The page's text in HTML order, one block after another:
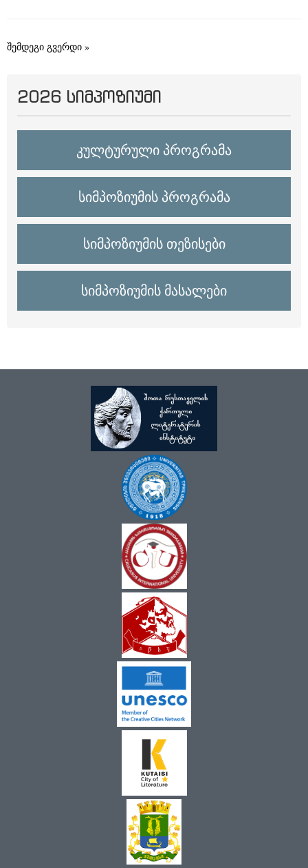
შემდეგი გვერდი »
2026 ᲡᲘᲛᲞᲝᲖᲘᲣᲛᲘ
კულტურული პროგრამა
სიმპოზიუმის პროგრამა
სიმპოზიუმის თეზისები
სიმპოზიუმის მასალები